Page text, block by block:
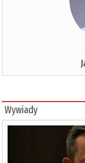
Wywiady